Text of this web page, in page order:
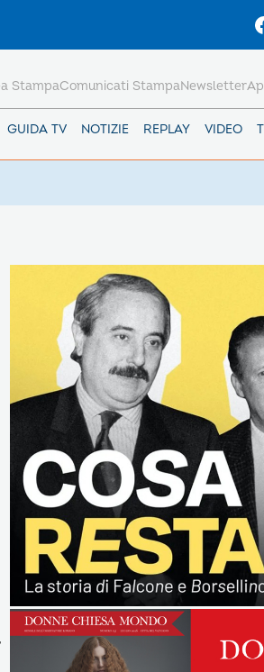
GUIDA TV NOTIZIE REPLAY VIDEO
StampaComunicati StampaNewsletter